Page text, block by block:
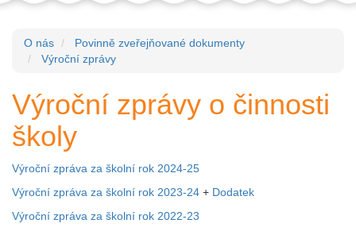
O nás
Povinně zveřejňované dokumenty
Výroční zprávy
Výroční zprávy o činnosti
školy
Výroční zpráva za školní rok 2024-25
Výroční zpráva za školní rok 2023-24 + Dodatek
Výroční zpráva za školní rok 2022-23